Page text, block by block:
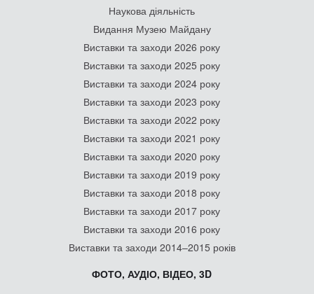
Наукова діяльність
Видання Музею Майдану
Виставки та заходи 2026 року
Виставки та заходи 2025 року
Виставки та заходи 2024 року
Виставки та заходи 2023 року
Виставки та заходи 2022 року
Виставки та заходи 2021 року
Виставки та заходи 2020 року
Виставки та заходи 2019 року
Виставки та заходи 2018 року
Виставки та заходи 2017 року
Виставки та заходи 2016 року
Виставки та заходи 2014–2015 років
ФОТО, АУДІО, ВІДЕО, 3D